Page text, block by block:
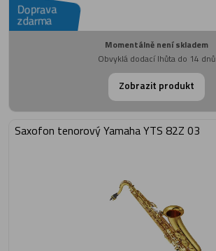
Doprava
zdarma
Momentálně není skladem
Obvyklá dodací lhůta do 14 dnů
Zobrazit produkt
Saxofon tenorový Yamaha YTS 82Z 03